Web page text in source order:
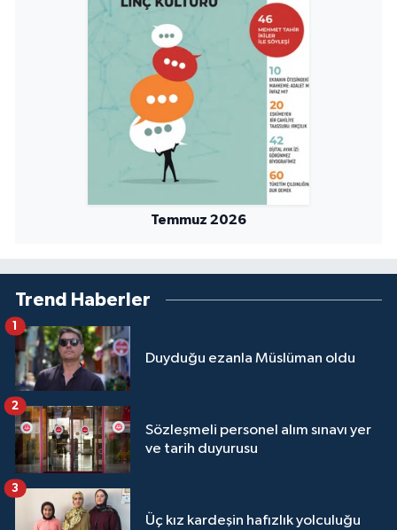
Temmuz 2026
Trend Haberler
Duyduğu ezanla Müslüman oldu
1
Sözleşmeli personel alım sınavı yer
ve tarih duyurusu
2
Üç kız kardeşin hafızlık yolculuğu
3
Şırnak Müftülüğü
Tekirdağ Müftülüğü
Tokat Müftülüğü
Trabzon Müftülüğü
Yalova Müftülüğü
Yozgat Müftülüğü
Zonguldak Müftülüğü